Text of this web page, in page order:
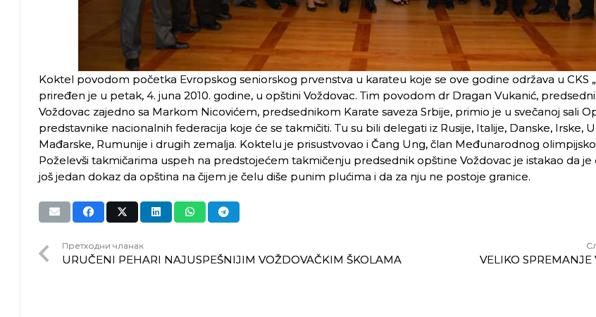
Koktel povodom početka Evropskog seniorskog prvenstva u karateu koje se ove godine održava u CKS
priređen je u petak, 4. juna 2010. godine, u opštini Voždovac. Tim povodom dr Dragan Vukanić,
Voždovac zajedno sa Markom Nicovićem, predsednikom Karate saveza Srbije, primio je u svečanoj sali
predstavnike nacionalnih federacija koje će se takmičiti. Tu su bili delegati iz Rusije, Italije, Danske, Irske,
Mađarske, Rumunije i drugih zemalja. Koktelu je prisustvovao i Čang Ung, član Međunarodnog
Poželevši takmičarima uspeh na predstojećem takmičenju predsednik opštine Voždovac je istakao da je
još jedan dokaz da opština na čijem je čelu diše punim plućima i da za nju ne postoje granice.
Претходни чланак
URUČENI PEHARI NAJUSPEŠNIJIM VOŽDOVAČKIM ŠKOLAMA VELIKO